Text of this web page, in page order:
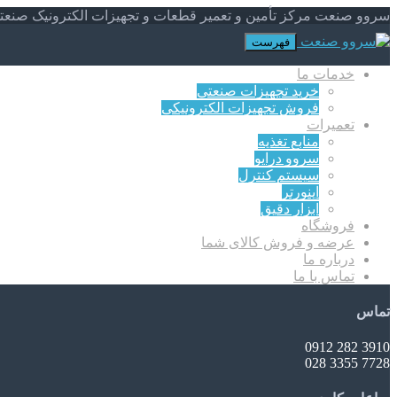
سروو صنعت مرکز تأمین و تعمیر قطعات و تجهیزات الکترونیک
فهرست
خدمات ما
خرید تجهیزات صنعتی
فروش تجهیزات الکترونیکی
تعمیرات
منابع تغذیه
سروو درایو
سیستم کنترل
اینورتر
ابزار دقیق
فروشگاه
عرضه و فروش کالای شما
درباره ما
تماس با ما
تماس
3910 282 0912
7728 3355 028